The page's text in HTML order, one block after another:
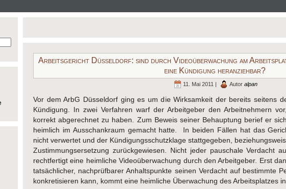
Arbeitsgericht Düsseldorf: sind durch Videoüberwachung am
eine Kündigung heranziehbar?
11. Mai 2011 | Autor alpan
Vor dem ArbG Düsseldorf ging es um die Wirksamkeit der bereits seitens
Kündigung. In zwei Verfahren warf der Arbeitgeber den Arbeitnehmern
korrekt abgerechnet zu haben. Zum Beweis seiner Behauptung berief er
heimlich im Ausschankraum gemacht hatte. In beiden Fällen hat das
nicht verwertet und der Kündigungsschutzklage stattgegeben,
Zustimmungsersetzung zurückgewiesen. Nicht jeder pauschale Verdacht
rechtfertigt eine heimliche Videoüberwachung durch den Arbeitgeber. Erst
tatsächlicher, nachprüfbarer Anhaltspunkte seinen Verdacht auf bestimmte
konkretisieren kann, kommt eine heimliche Überwachung des Arbeitsplatzes